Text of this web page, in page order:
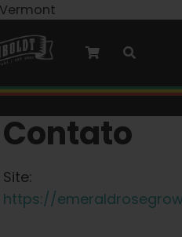
Contato
Site:
https://